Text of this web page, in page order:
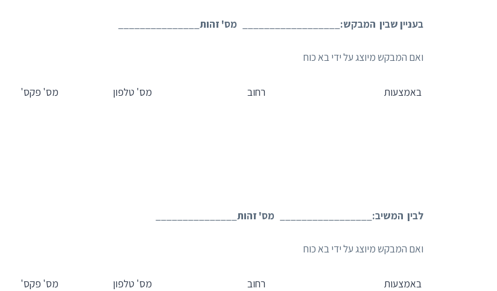
בעניין שבין המבקש: מס' זהות
ואם המבקש מיוצג על ידי בא כוח
באמצעות רחוב מס' טלפון מס' פקס'
לבין המשיב: מס' זהות
ואם המבקש מיוצג על ידי בא כוח
באמצעות רחוב מס' טלפון מס' פקס'